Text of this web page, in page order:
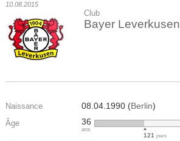
10.08.2015
Club
Bayer Leverkusen
Naissance 08.04.1990 (Berlin)
Âge 36
ans
121jours